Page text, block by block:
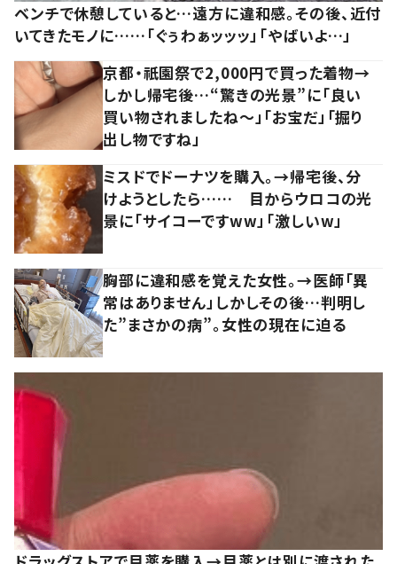
ベンチで休憩していると…遠方に違和感。その後、近付
いてきたモノに……「ぐぅわぁッッッ」「やばいよ…」
京都・祇園祭で2,000円で買った着物→
しかし帰宅後…“驚きの光景”に「良い
買い物されましたね～」「お宝だ」「掘り
出し物ですね」
ミスドでドーナツを購入。→帰宅後、分
けようとしたら…… 目からウロコの光
景に「サイコーですww」「激しいw」
胸部に違和感を覚えた女性。→医師「異
常はありません」しかしその後…判明し
た”まさかの病”。女性の現在に迫る